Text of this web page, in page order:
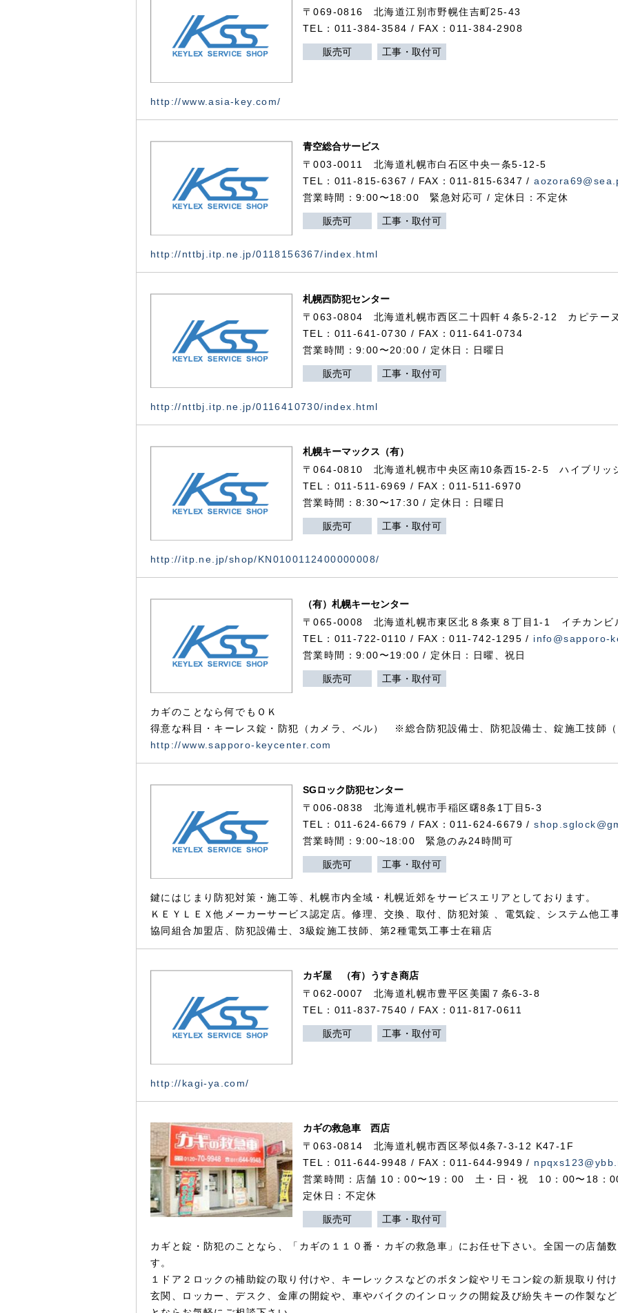
〒069-0816 北海道江別市野幌住吉町25-43
TEL：011-384-3584 / FAX：011-384-2908
販売可 工事・取付可
http://www.asia-key.com/
青空総合サービス
〒003-0011 北海道札幌市白石区中央一条5-12-5
TEL：011-815-6367 / FAX：011-815-6347 /
営業時間：9:00〜18:00 緊急対応可 / 定休日：不定休
販売可 工事・取付可
http://nttbj.itp.ne.jp/0118156367/index.html
札幌西防犯センター
〒063-0804 北海道札幌市西区二十四軒４条5-2-12 カピテー
TEL：011-641-0730 / FAX：011-641-0734
営業時間：9:00〜20:00 / 定休日：日曜日
販売可 工事・取付可
http://nttbj.itp.ne.jp/0116410730/index.html
札幌キーマックス（有）
〒064-0810 北海道札幌市中央区南10条西15-2-5 ハイブリッ
TEL：011-511-6969 / FAX：011-511-6970
営業時間：8:30〜17:30 / 定休日：日曜日
販売可 工事・取付可
http://itp.ne.jp/shop/KN0100112400000008/
（有）札幌キーセンター
〒065-0008 北海道札幌市東区北８条東８丁目1-1 イチカンビ
TEL：011-722-0110 / FAX：011-742-1295 / info@sapporo-
営業時間：9:00〜19:00 / 定休日：日曜、祝日
販売可 工事・取付可
カギのことなら何でもＯＫ
得意な科目・キーレス錠・防犯（カメラ、ベル） ※総合防犯設備士、防犯設備士、錠施工技師
http://www.sapporo-keycenter.com
SGロック防犯センター
〒006-0838 北海道札幌市手稲区曙8条1丁目5-3
TEL：011-624-6679 / FAX：011-624-6679 /
営業時間：9:00~18:00 緊急のみ24時間可
販売可 工事・取付可
鍵にはじまり防犯対策・施工等、札幌市内全域・札幌近郊をサービスエリアとしております。
ＫＥＹＬＥＸ他メーカーサービス認定店。修理、交換、取付、防犯対策 、電気錠、システム他工
協同組合加盟店、防犯設備士、3級錠施工技師、第2種電気工事士在籍店
カギ屋 （有）うすき商店
〒062-0007 北海道札幌市豊平区美園７条6-3-8
TEL：011-837-7540 / FAX：011-817-0611
販売可 工事・取付可
http://kagi-ya.com/
カギの救急車 西店
〒063-0814 北海道札幌市西区琴似4条7-3-12 K47-1F
TEL：011-644-9948 / FAX：011-644-9949 /
営業時間：店舗 10：00〜19：00 土・日・祝 10：00〜18：
定休日：不定休
販売可 工事・取付可
カギと錠・防犯のことなら、「カギの１１０番・カギの救急車」にお任せ下さい。全国一の店舗
す。
１ドア２ロックの補助錠の取り付けや、キーレックスなどのボタン錠やリモコン錠の新規取り付
玄関、ロッカー、デスク、金庫の開錠や、車やバイクのインロックの開錠及び紛失キーの作製な